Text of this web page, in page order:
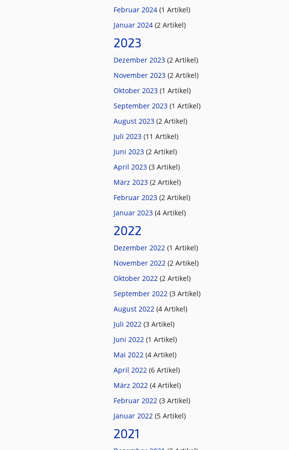
Februar 2024 (1 Artikel)
Januar 2024 (2 Artikel)
2023
Dezember 2023 (2 Artikel)
November 2023 (2 Artikel)
Oktober 2023 (1 Artikel)
September 2023 (1 Artikel)
August 2023 (2 Artikel)
Juli 2023 (11 Artikel)
Juni 2023 (2 Artikel)
April 2023 (3 Artikel)
März 2023 (2 Artikel)
Februar 2023 (2 Artikel)
Januar 2023 (4 Artikel)
2022
Dezember 2022 (1 Artikel)
November 2022 (2 Artikel)
Oktober 2022 (2 Artikel)
September 2022 (3 Artikel)
August 2022 (4 Artikel)
Juli 2022 (3 Artikel)
Juni 2022 (1 Artikel)
Mai 2022 (4 Artikel)
April 2022 (6 Artikel)
März 2022 (4 Artikel)
Februar 2022 (3 Artikel)
Januar 2022 (5 Artikel)
2021